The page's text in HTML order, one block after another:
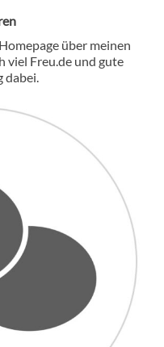
über meinen
viel Freu.de und gute
dabei.